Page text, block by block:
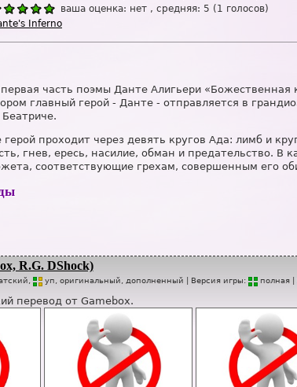
ваша оценка: нет , средняя: 5 ( 1 голосов)
Inferno
часть поэмы Данте Алигьери
главный герой - Данте - отправляется в
герой проходит через девять кругов Ада: лимб и
гнев, ересь, насилие, обман и предательство. В
соответствующие грехам, совершенным его
R.G. DShock)
уп , оригинальный, дополненный | Версия игры: полная
перевод от Gamebox.